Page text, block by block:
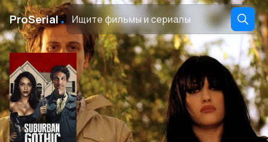
ProSerial․